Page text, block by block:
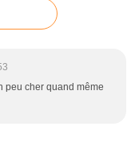
peu cher quand même